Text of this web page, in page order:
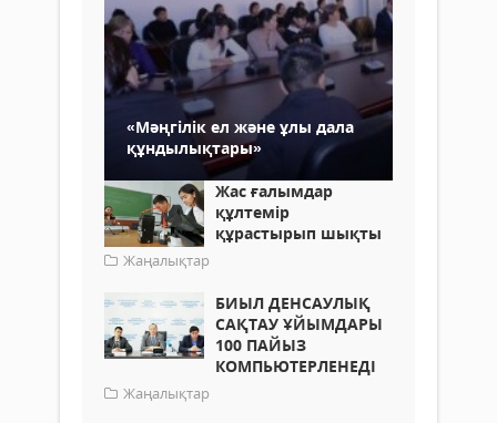
«Мәңгілік ел және ұлы дала
құндылықтары»
Жас ғалымдар
құлтемір
құрастырып шықты
Жаңалықтар
БИЫЛ ДЕНСАУЛЫҚ
САҚТАУ ҰЙЫМДАРЫ
100 ПАЙЫЗ
КОМПЬЮТЕРЛЕНЕДІ
Жаңалықтар